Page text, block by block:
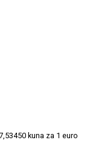
kuna za 1 euro